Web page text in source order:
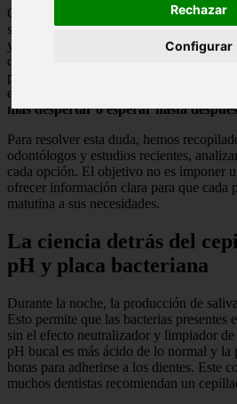
Rechazar
Configurar
Cada amanecer, millones de personas
sin pensar: encender la cafetera, preparar
y, por supuesto, cepillarse los dientes.
detienen a cuestionar si el orden de esa
para su salud bucodental. La pregunta
especialistas es simple pero crucial:
más despertar o esperar hasta
Para resolver esta duda, hemos
odontólogos y estudios recientes,
cada opción. El objetivo no es imponer
ofrecer información clara para que cada
matutina a sus necesidades.
La ciencia detrás del
pH y placa bacteriana
Durante la noche, la producción de
Esto permite que las bacterias presentes
sin el efecto neutralizador y limpiador
pH bucal es más ácido de lo normal y la
horas para adherirse a los dientes. Este
muchos dentistas recomiendan un